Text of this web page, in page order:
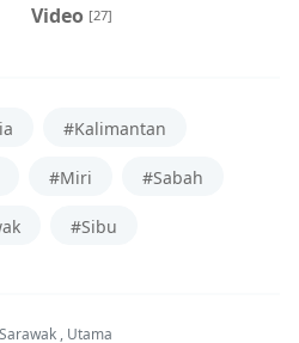
Video [27]
#Kalimantan
#Miri #Sabah
#Sibu
Sarawak , Utama